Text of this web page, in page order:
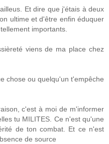
Et dire que j'étais à deux
ultime et d'être enfin éduquer
importants.
viens de ma place chez
chose ou quelqu'un t'empêche
c'est à moi de m'informer
tu MILITES. Ce n'est qu'une
de ton combat. Et ce n'est
de source